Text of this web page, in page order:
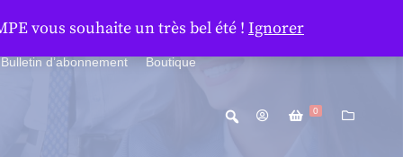
Bulletin d’abonnement Boutique
0
vous souhaite un très bel été ! Ignorer